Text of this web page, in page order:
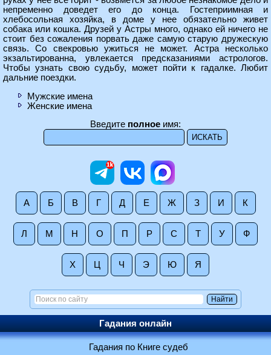
непременно доведет его до конца. Гостеприимная и
хлебосольная хозяйка, в доме у нее обязательно живет
собака или кошка. Друзей у Астры много, однако ей ничего не
стоит без сожаления порвать даже самую старую дружескую
связь. Со свекровью ужиться не может. Астра несколько
экзальтированна, увлекается предсказаниями астрологов.
Чтобы узнать свою судьбу, может пойти к гадалке. Любит
дальние поездки.
Мужские имена
Женские имена
Введите полное имя:
А Б В Г Д Е Ж З И К
Л М Н О П Р С Т У Ф
Х Ц Ч Э Ю Я
Гадания онлайн
Гадания по Книге судеб